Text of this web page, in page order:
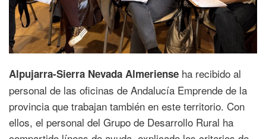
Alpujarra-Sierra Nevada Almeriense ha recibido al
personal de las oficinas de Andalucía Emprende de la
provincia que trabajan también en este territorio. Con
ellos, el personal del Grupo de Desarrollo Rural ha